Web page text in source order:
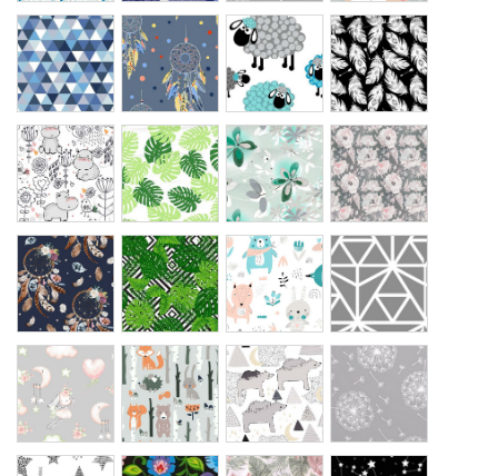
trójkąciki
niebieskie
granat
łapacz
snów
granat
barany
turkus
piórko
na
czarnym
hipopotam
szary
liście
palmy
iglica
pospolita
peonia
łapacz
snów
kwiaty
liście
zielone
królik
lis
linie
na
szarym
pani
zając
las
zwierzęta
mama
miś
dmuchawce
szare
magia
słowiański
clematis
niebo